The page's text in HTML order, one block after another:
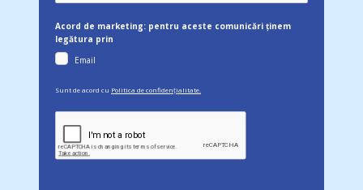
Acord de marketing: pentru aceste comunicări ținem
legătura prin
Email
Sunt de acord cu Politica de confidențialitate.